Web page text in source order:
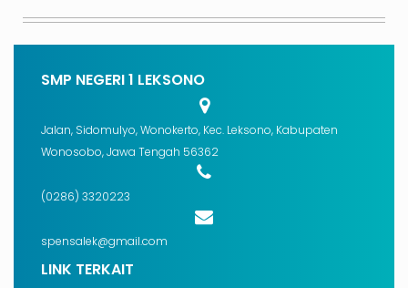
SMP NEGERI 1 LEKSONO
Jalan, Sidomulyo, Wonokerto, Kec. Leksono, Kabupaten
Wonosobo, Jawa Tengah 56362
(0286) 3320223
spensalek@gmail.com
LINK TERKAIT